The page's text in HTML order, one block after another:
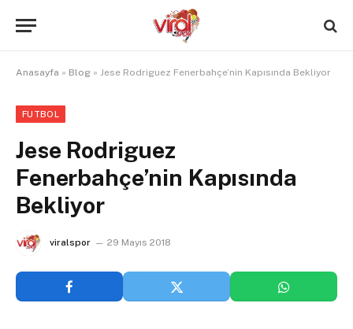
Anasayfa » Blog » Jese Rodriguez Fenerbahçe’nin Kapısında Bekliyor
FUTBOL
Jese Rodriguez
Fenerbahçe’nin Kapısında
Bekliyor
viralspor 29 Mayıs 2018